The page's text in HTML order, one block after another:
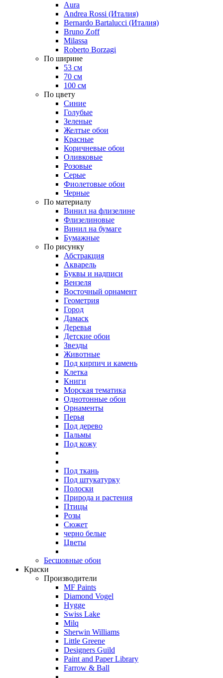
Aura
Andrea Rossi (Италия)
Bernardo Bartalucci (Италия)
Bruno Zoff
Milassa
Roberto Borzagi
По ширине
53 см
70 см
100 см
По цвету
Синие
Голубые
Зеленые
Желтые обои
Красные
Коричневые обои
Оливковые
Розовые
Серые
Фиолетовые обои
Черные
По материалу
Винил на флизелине
Флизелиновые
Винил на бумаге
Бумажные
По рисунку
Абстракция
Акварель
Буквы и надписи
Вензеля
Восточный орнамент
Геометрия
Город
Дамаск
Деревья
Детские обои
Звезды
Животные
Под кирпич и камень
Клетка
Книги
Морская тематика
Однотонные обои
Орнаменты
Перья
Под дерево
Пальмы
Под кожу
Под ткань
Под штукатурку
Полоски
Природа и растения
Птицы
Розы
Сюжет
черно белые
Цветы
Бесшовные обои
Краски
Производители
MF Paints
Diamond Vogel
Hygge
Swiss Lake
Milq
Sherwin Williams
Little Greene
Designers Guild
Paint and Paper Library
Farrow & Ball